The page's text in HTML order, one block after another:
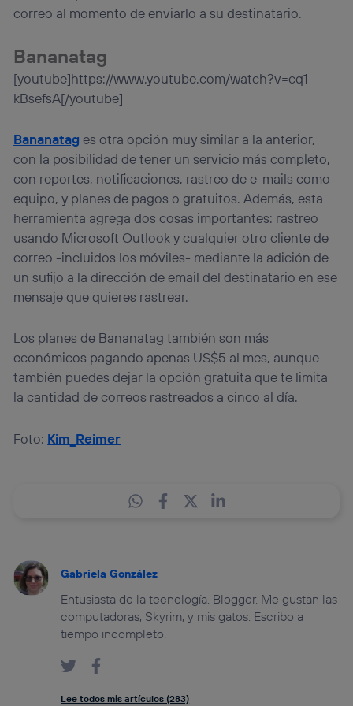
correo al momento de enviarlo a su destinatario.
Bananatag
[youtube]https://www.youtube.com/watch?v=cq1-
kBsefsA[/youtube]
Bananatag es otra opción muy similar a la anterior,
con la posibilidad de tener un servicio más completo,
con reportes, notificaciones, rastreo de e-mails como
equipo, y planes de pagos o gratuitos. Además, esta
herramienta agrega dos cosas importantes: rastreo
usando Microsoft Outlook y cualquier otro cliente de
correo -incluidos los móviles- mediante la adición de
un sufijo a la dirección de email del destinatario en ese
mensaje que quieres rastrear.
Los planes de Bananatag también son más
económicos pagando apenas US$5 al mes, aunque
también puedes dejar la opción gratuita que te limita
la cantidad de correos rastreados a cinco al día.
Foto: Kim_Reimer
Gabriela González
Entusiasta de la tecnología. Blogger. Me gustan las
computadoras, Skyrim, y mis gatos. Escribo a
tiempo incompleto.
Lee todos mis artículos (283)